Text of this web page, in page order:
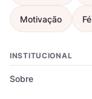
Motivação Fé
INSTITUCIONAL
Sobre